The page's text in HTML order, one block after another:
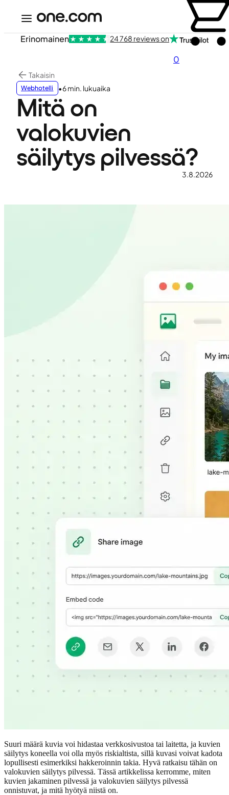
0
Erinomainen 24 768 reviews on
Takaisin
Webhotelli •6 min. lukuaika
Mitä on
valokuvien
säilytys pilvessä?
3.8.2026
Suuri määrä kuvia voi hidastaa verkkosivustoa tai laitetta, ja kuvien
säilytys koneella voi olla myös riskialtista, sillä kuvasi voivat kadota
lopullisesti esimerkiksi hakkeroinnin takia. Hyvä ratkaisu tähän on
valokuvien säilytys pilvessä. Tässä artikkelissa kerromme, miten
kuvien jakaminen pilvessä ja valokuvien säilytys pilvessä
onnistuvat, ja mitä hyötyä niistä on.